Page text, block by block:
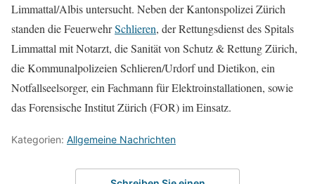
Limmattal/Albis untersucht. Neben der Kantonspolizei Zürich
standen die FeuerwehrSchlieren, der Rettungsdienst des Spitals
Limmattal mit Notarzt, die Sanität von Schutz & Rettung Zürich,
die Kommunalpolizeien Schlieren/Urdorf und Dietikon, ein
Notfallseelsorger, ein Fachmann für Elektroinstallationen, sowie
das Forensische Institut Zürich (FOR) im Einsatz.
Kategorien: Allgemeine Nachrichten